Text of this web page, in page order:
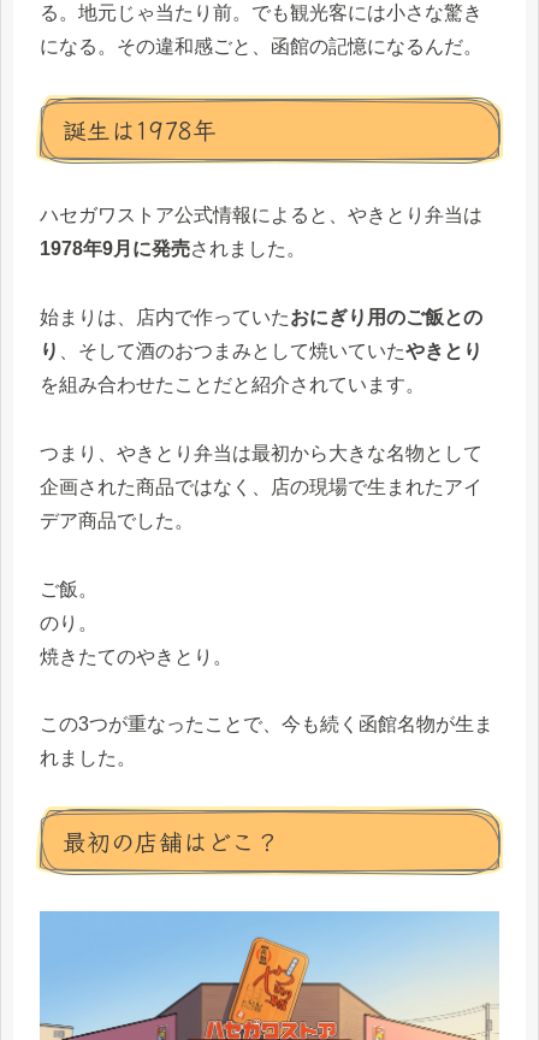
る。地元じゃ当たり前。でも観光客には小さな驚き
になる。その違和感ごと、函館の記憶になるんだ。
誕生は1978年
ハセガワストア公式情報によると、やきとり弁当は
1978年9月に発売されました。
始まりは、店内で作っていたおにぎり用のご飯との
り
、そして酒のおつまみとして焼いていたやきとり
を組み合わせたことだと紹介されています。
つまり、やきとり弁当は最初から大きな名物として
企画された商品ではなく、店の現場で生まれたアイ
デア商品でした。
ご飯。
のり。
焼きたてのやきとり。
この3つが重なったことで、今も続く函館名物が生ま
れました。
最初の店舗はどこ？